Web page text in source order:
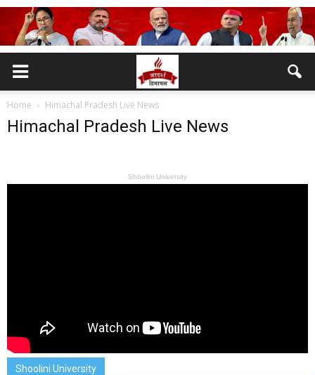
Home Himachal Pradesh Live News
Himachal Pradesh Live News
Shoolini University
Shoolini University